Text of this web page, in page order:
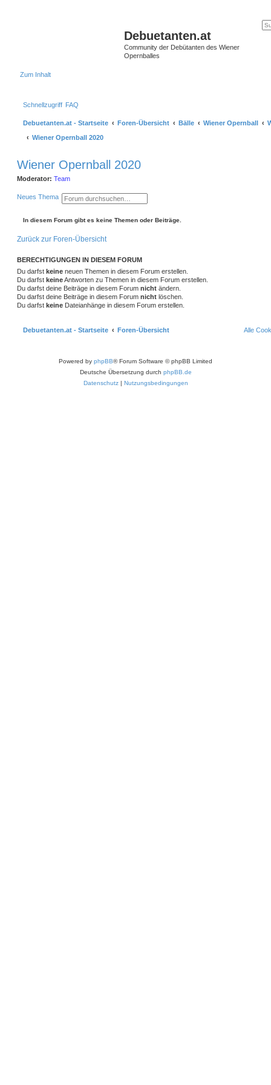
Debuetanten.at
Community der Debütanten des Wiener
Opernballes
Zum Inhalt
Schnellzugriff FAQ
Debuetanten.at - Startseite Foren-Übersicht Bälle Wiener Opernball
Wiener Opernball 2020
Wiener Opernball 2020
Moderator: Team
Neues Thema S
u
h
E
r
e
e
e
S
u
c
h
e
In diesem Forum gibt es keine Themen oder Beiträge.
Zurück zur Foren-Übersicht
BERECHTIGUNGEN IN DIESEM FORUM
Du darfst keine neuen Themen in diesem Forum erstellen.
Du darfst keineAntworten zu Themen in diesem Forum erstellen.
Du darfst deine Beiträge in diesem Forum nicht ändern.
Du darfst deine Beiträge in diesem Forum nicht löschen.
Du darfst keine Dateianhänge in diesem Forum erstellen.
Debuetanten.at - Startseite Foren-Übersicht Alle
Powered by phpBB® Forum Software © phpBB Limited
Deutsche Übersetzung durch phpBB.de
Datenschutz | Nutzungsbedingungen